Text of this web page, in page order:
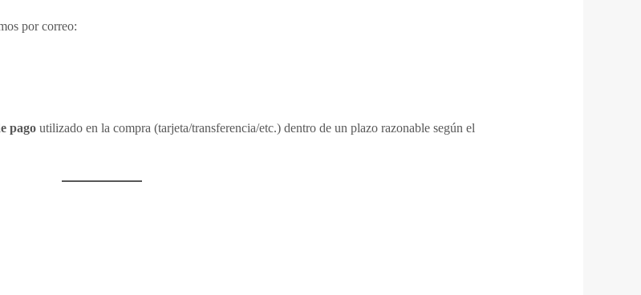
por correo:
pagoutilizado en la compra (tarjeta/transferencia/etc.) dentro de un plazo razonable según el